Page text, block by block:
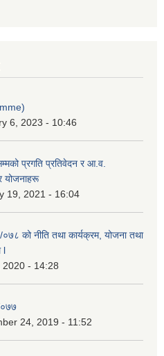
6, 2023 - 10:46
प्रगति प्रतिवेदन र आ.व.
योजनाहरू
19, 2021 - 16:04
को नीति तथा कार्यक्रम, योजना तथा
l
2020 - 14:28
०७७
24, 2019 - 11:52